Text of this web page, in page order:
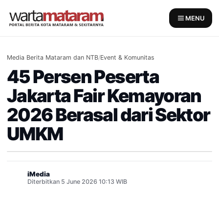
MENU
Media Berita Mataram dan NTB/Event & Komunitas
45 Persen Peserta
Jakarta Fair Kemayoran
2026 Berasal dari Sektor
UMKM
iMedia
Diterbitkan 5 June 2026 10:13 WIB